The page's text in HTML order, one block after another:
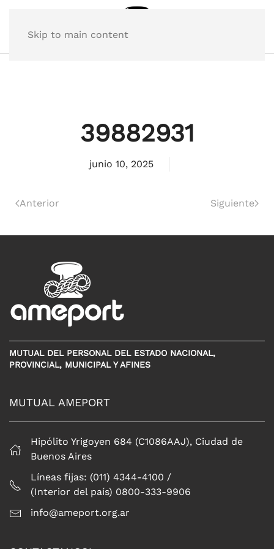
Skip to main content
39882931
junio 10, 2025
Anterior Siguiente
MUTUAL DEL PERSONAL DEL ESTADO NACIONAL,
PROVINCIAL, MUNICIPAL Y AFINES
MUTUAL AMEPORT
Hipólito Yrigoyen 684 (C1086AAJ), Ciudad de
Buenos Aires
Líneas fijas: (011) 4344-4100 /
(Interior del país) 0800-333-9906
info@ameport.org.ar